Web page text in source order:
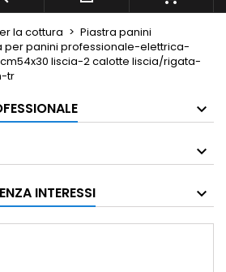
la cottura
Piastra panini
per panini professionale-elettrica-
liscia-2 calotte liscia/rigata-
tr
INTERESSI